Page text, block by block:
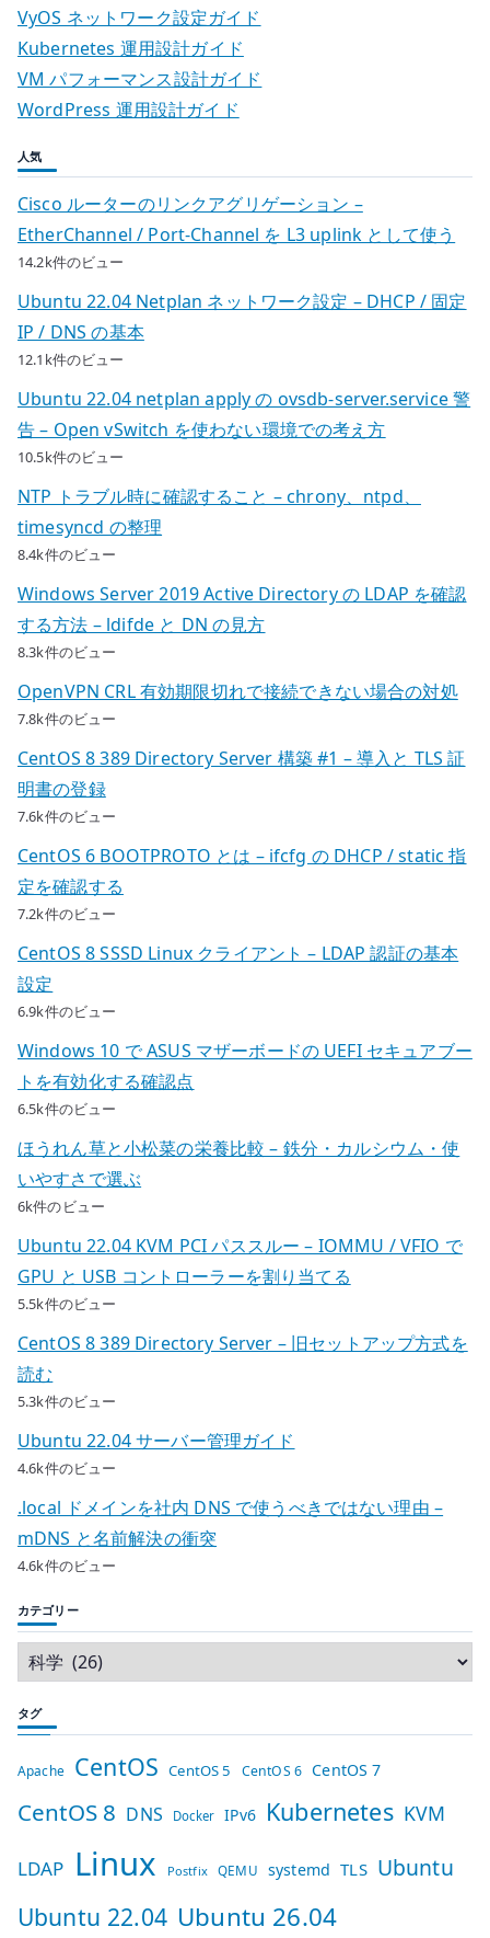
VyOS ネットワーク設定ガイド
Kubernetes 運用設計ガイド
VM パフォーマンス設計ガイド
WordPress 運用設計ガイド
人気
Cisco ルーターのリンクアグリゲーション –
EtherChannel / Port-Channel を L3 uplink として使う
14.2k件のビュー
Ubuntu 22.04 Netplan ネットワーク設定 – DHCP / 固定
IP / DNS の基本
12.1k件のビュー
Ubuntu 22.04 netplan apply の ovsdb-server.service 警
告 – Open vSwitch を使わない環境での考え方
10.5k件のビュー
NTP トラブル時に確認すること – chrony、ntpd、
timesyncd の整理
8.4k件のビュー
Windows Server 2019 Active Directory の LDAP を確認
する方法 – ldifde と DN の見方
8.3k件のビュー
OpenVPN CRL 有効期限切れで接続できない場合の対処
7.8k件のビュー
CentOS 8 389 Directory Server 構築 #1 – 導入と TLS 証
明書の登録
7.6k件のビュー
CentOS 6 BOOTPROTO とは – ifcfg の DHCP / static 指
定を確認する
7.2k件のビュー
CentOS 8 SSSD Linux クライアント – LDAP 認証の基本
設定
6.9k件のビュー
Windows 10 で ASUS マザーボードの UEFI セキュアブー
トを有効化する確認点
6.5k件のビュー
ほうれん草と小松菜の栄養比較 – 鉄分・カルシウム・使
いやすさで選ぶ
6k件のビュー
Ubuntu 22.04 KVM PCI パススルー – IOMMU / VFIO で
GPU と USB コントローラーを割り当てる
5.5k件のビュー
CentOS 8 389 Directory Server – 旧セットアップ方式を
読む
5.3k件のビュー
Ubuntu 22.04 サーバー管理ガイド
4.6k件のビュー
.local ドメインを社内 DNS で使うべきではない理由 –
mDNS と名前解決の衝突
4.6k件のビュー
カテゴリー
タグ
Apache CentOS CentOS 5 CentOS 6 CentOS 7
CentOS 8 DNS Docker IPv6 Kubernetes KVM
LDAP Linux Postfix QEMU systemd TLS Ubuntu
Ubuntu 22.04 Ubuntu 26.04